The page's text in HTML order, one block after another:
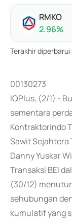
RMKO
2.96%
Terakhir diperbarui:
00130273
IQPlus, (2/1) -
sementara
Kontraktorindo
Sawit Sejahtera
Danny Yuskar
Transaksi BEI
(30/12)
sehubungan
kumulatif yang